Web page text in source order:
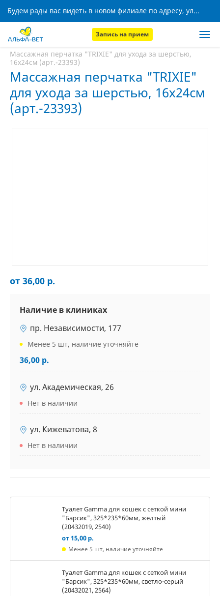
Будем рады вас видеть в новом филиале по адресу, ул. Кижеватова, 8!
Запись на прием
Главная
Массажная перчатка "TRIXIE" для ухода за шерстью,
16х24см (арт.-23393)
Массажная перчатка "TRIXIE"
для ухода за шерстью, 16х24см
(арт.-23393)
от 36,00 р.
Наличие в клиниках
пр. Независимости, 177
Менее 5 шт, наличие уточняйте
36,00 р.
ул. Академическая, 26
Нет в наличии
ул. Кижеватова, 8
Нет в наличии
Туалет Gamma для кошек c сеткой мини
"Барсик", 325*235*60мм, желтый
(20432019, 2540)
от 15,00 р.
Менее 5 шт, наличие уточняйте
Туалет Gamma для кошек c сеткой мини
"Барсик", 325*235*60мм, светло-серый
(20432021, 2564)